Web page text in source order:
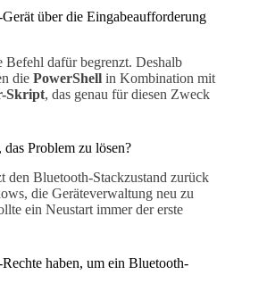
über die Eingabeaufforderung
Befehl dafür begrenzt. Deshalb
die PowerShell in Kombination mit
Skript, das genau für diesen Zweck
Problem zu lösen?
den Bluetooth-Stackzustand zurück
die Geräteverwaltung neu zu
ein Neustart immer der erste
haben, um ein Bluetooth-